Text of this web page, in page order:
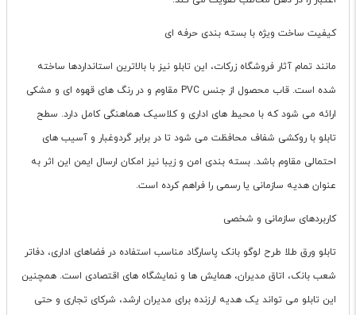
کیفیت ساخت ویژه با بسته بندی حرفه ای
مانند تمام آثار فروشگاه زرکات، این تابلو نیز با بالاترین استانداردها ساخته
شده است. قاب محصول از جنس PVC مقاوم و در رنگ های قهوه ای و مشکی
ارائه می شود که با محیط های اداری و کلاسیک هماهنگی کامل دارد. سطح
تابلو با روکشی شفاف محافظت می شود تا در برابر گردوغبار و آسیب های
احتمالی مقاوم باشد. بسته بندی امن و زیبا نیز امکان ارسال ایمن این اثر به
عنوان هدیه سازمانی یا رسمی را فراهم کرده است.
کاربردهای سازمانی و شخصی
تابلو ورق طلا طرح لوگو بانک پاسارگاد مناسب استفاده در فضاهای اداری، دفاتر
شعب بانک، اتاق مدیران، همایش ها و نمایشگاه های اقتصادی است. همچنین
این تابلو می تواند یک هدیه ارزنده برای مدیران ارشد، شرکای تجاری و حتی